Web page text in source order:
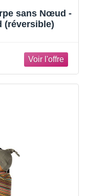
sans Nœud -
(réversible)